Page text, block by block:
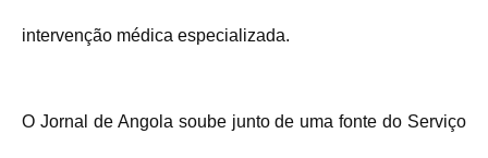
intervenção médica especializada.
O Jornal de Angola soube junto de uma fonte do Serviço